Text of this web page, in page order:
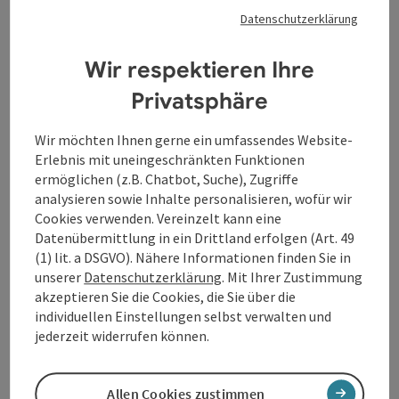
Donnerstag geöffnet
Freitag geöffnet
Beitrag merken: Raiffeisenbank
Raiffeisenbank
Bankomat auch außerhalb des Schalterbetriebes der
Raiffeisenbank zugänglich!
Waldhausen im Strudengau
Öffnungszeiten
MOMontag geöffnet
DIDienstag geöffnet
MIMittwoch geöffnet
DODonnerstag geöffnet
FRFreitag geöffnet
Datenschutzerklärung
Wir respektieren Ihre
Privatsphäre
Wir möchten Ihnen gerne ein umfassendes Website-
Erlebnis mit uneingeschränkten Funktionen
ermöglichen (z.B. Chatbot, Suche), Zugriffe
analysieren sowie Inhalte personalisieren, wofür wir
Cookies verwenden. Vereinzelt kann eine
Datenübermittlung in ein Drittland erfolgen (Art. 49
(1) lit. a DSGVO). Nähere Informationen finden Sie in
unserer Datenschutzerklärung. Mit Ihrer Zustimmung
akzeptieren Sie die Cookies, die Sie über die
individuellen Einstellungen selbst verwalten und
jederzeit widerrufen können.
Allen Cookies zustimmen